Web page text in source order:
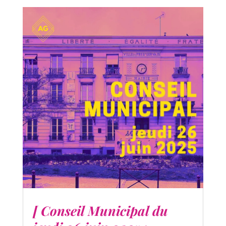
[ Conseil Municipal du